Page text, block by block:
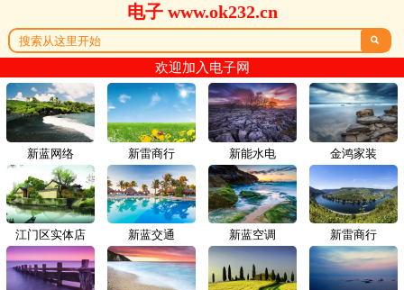
电子 www.ok232.cn

欢迎加入电子网
新蓝网络 新雷商行
江门区实体店 新蓝交通
新能水电 金鸿家装
新蓝空调 新雷商行